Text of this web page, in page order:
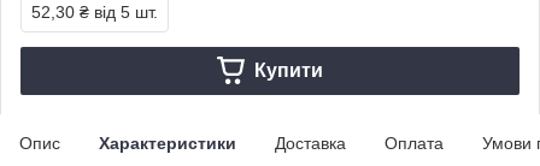
52,30 ₴ від 5 шт.
Купити
Опис Характеристики Доставка Оплата Умови